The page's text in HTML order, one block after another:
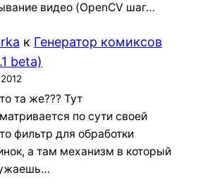
видео (OpenCV шаг…
к Генератор комиксов
beta)
та же??? Тут
по сути своей
фильтр для обработки
а там механизм в который